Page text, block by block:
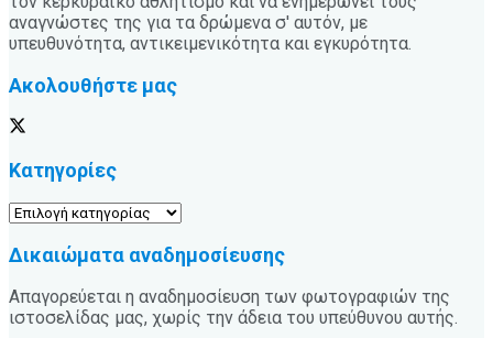
αναγνώστες της για τα δρώμενα σ' αυτόν, με
υπευθυνότητα, αντικειμενικότητα και εγκυρότητα.
Ακολουθήστε μας
Κατηγορίες
Κατηγορίες
Δικαιώματα αναδημοσίευσης
Απαγορεύεται η αναδημοσίευση των φωτογραφιών της
ιστοσελίδας μας, χωρίς την άδεια του υπεύθυνου αυτής.